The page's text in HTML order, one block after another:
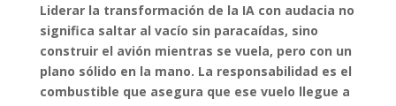
Liderar la transformación de la IA con audacia no
significa saltar al vacío sin paracaídas, sino
construir el avión mientras se vuela, pero con un
plano sólido en la mano. La responsabilidad es el
combustible que asegura que ese vuelo llegue a